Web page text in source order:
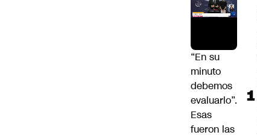
“En su
minuto
debemos
evaluarlo”.
Esas
fueron las